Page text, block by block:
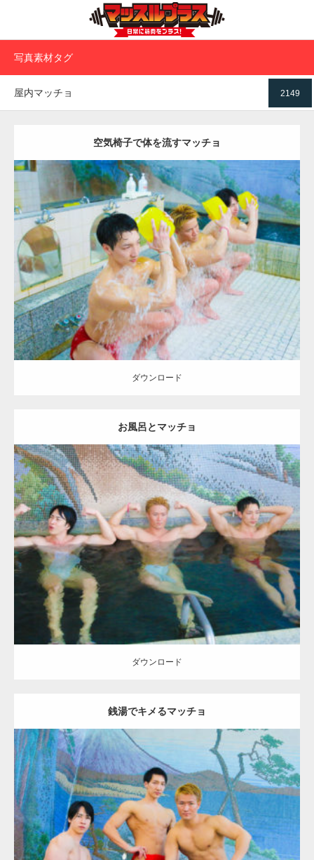
写真素材タグ
2149
屋内マッチョ
空気椅子で体を流すマッチョ
Update: 2023.02.11
Category: 筋肉銭湯 葛飾 (東京)
ダウンロード
ダウンロード
お風呂とマッチョ
Update:2023.02.11
Category:筋肉銭湯 その他 AKIHITO(細マッチョ) SOSUKE YOSHI 上
腕二頭筋
葛飾 (東京)
ダウンロード
ダウンロード
銭湯でキメるマッチョ
Update:2023.02.11
Category: 筋肉銭湯 その他 AKIHITO(細マッチョ) SOSUKE YOSHI
胸筋 肩 腹筋 葛飾 (東京)
ダウンロード